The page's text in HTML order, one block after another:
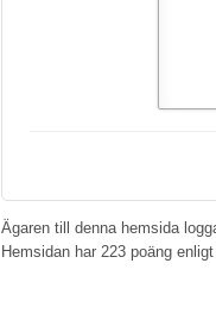
Ägaren till denna hemsida
Hemsidan har 223 poäng